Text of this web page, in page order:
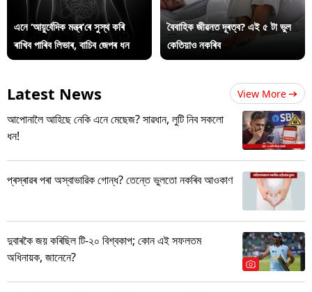
এনে ‘আয়ুৰ্বেদিক মন্ত্ৰ’ৰে সুস্থ কৰি
ৰাখিব পাৰিব লিভাৰ, বাচিব জেপৰ ধন
বৈবাহিক জীৱনত দূৰত্ব? এই ৫ টা ভুল
কেতিয়াও নকৰিব
Latest News View More
আপোনালৈ আহিছে নেকি এনে মেছেজ? সাৱধান, লুটি নিব সকলো
ধন!
প্ৰস্ৰাৱৰ পৰা অস্বাভাৱিক গোন্ধ? তেন্তে ভুলতো নকৰিব আওকাণ
দুবাৰকৈ জয় কৰিছিল টি-২০ বিশ্বকাপ; কোন এই সফলতম
অধিনায়ক, জানেনে?